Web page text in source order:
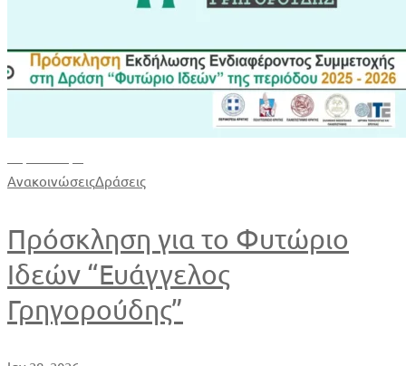
ΑνακοινώσειςΔράσεις
Πρόσκληση για το Φυτώριο
Ιδεών “Ευάγγελος
Γρηγορούδης”